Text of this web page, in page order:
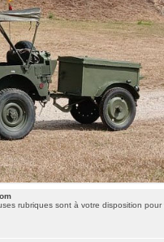
rubriques sont à votre disposition